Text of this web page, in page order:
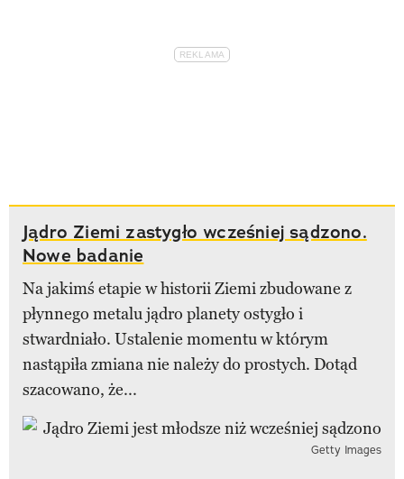
Jądro Ziemi zastygło wcześniej sądzono.
Nowe badanie
Na jakimś etapie w historii Ziemi zbudowane z
płynnego metalu jądro planety ostygło i
stwardniało. Ustalenie momentu w którym
nastąpiła zmiana nie należy do prostych. Dotąd
szacowano, że...
Getty Images